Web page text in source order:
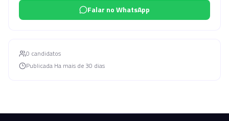
Falar no WhatsApp
0 candidatos
Publicada Ha mais de 30 dias